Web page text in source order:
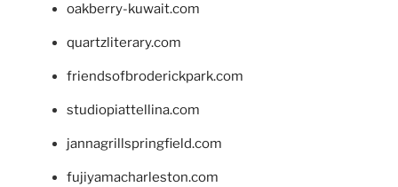
oakberry-kuwait.com
quartzliterary.com
friendsofbroderickpark.com
studiopiattellina.com
jannagrillspringfield.com
fujiyamacharleston.com